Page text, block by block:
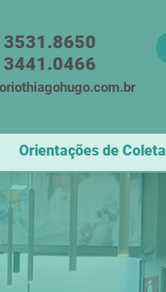
3531.8650
3441.0466
Orientações de Coleta